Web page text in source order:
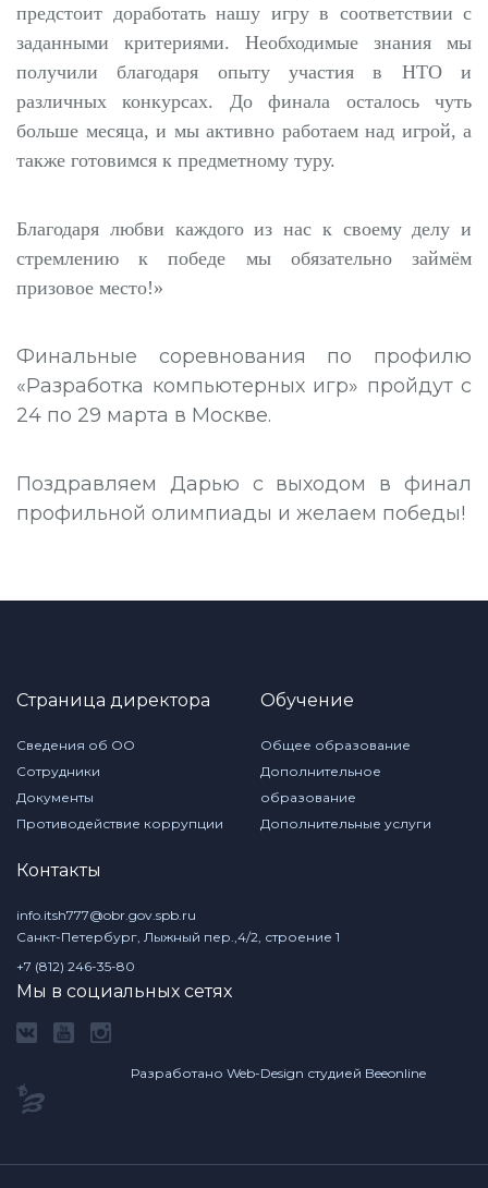
предстоит доработать нашу игру в соответствии с
заданными критериями. Необходимые знания мы
получили благодаря опыту участия в НТО и
различных конкурсах. До финала осталось чуть
больше месяца, и мы активно работаем над игрой, а
также готовимся к предметному туру.
Благодаря любви каждого из нас к своему делу и
стремлению к победе мы обязательно займём
призовое место!»
Финальные соревнования по профилю
«Разработка компьютерных игр» пройдут с
24 по 29 марта в Москве.
Поздравляем Дарью с выходом в финал
профильной олимпиады и желаем победы!
Страница директора
Сведения об ОО
Сотрудники
Документы
Противодействие коррупции
Обучение
Общее образование
Дополнительное
образование
Дополнительные услуги
Контакты
info.itsh777@obr.gov.spb.ru
Санкт-Петербург, Лыжный пер.,4/2, строение 1
+7 (812) 246-35-80
Мы в социальных сетях
Разработано Web-Design студией Beeonline